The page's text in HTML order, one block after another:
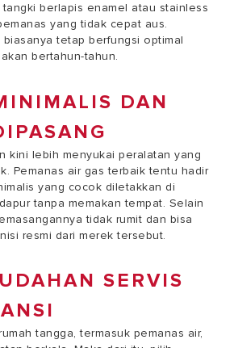
berlapis enamel atau stainless
yang tidak cepat aus.
tetap berfungsi optimal
bertahun-tahun.
DAN
kini lebih menyukai peralatan yang
Pemanas air gas terbaik tentu hadir
yang cocok diletakkan di
tanpa memakan tempat. Selain
tidak rumit dan bisa
resmi dari merek tersebut.
SERVIS
tangga, termasuk pemanas air,